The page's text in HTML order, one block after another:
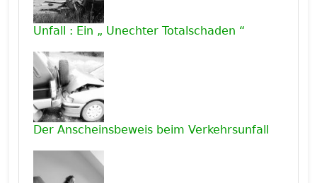
Unfall : Ein „ Unechter Totalschaden “
Der Anscheinsbeweis beim Verkehrsunfall